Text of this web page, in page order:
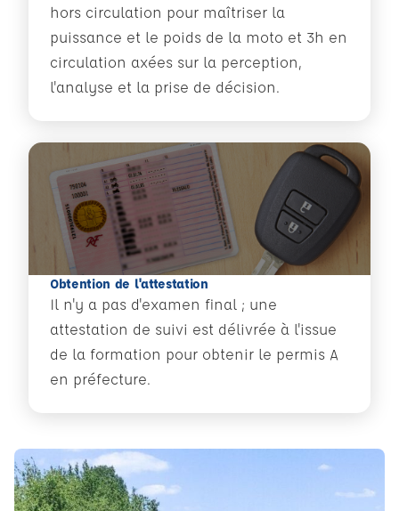
hors circulation pour maîtriser la
puissance et le poids de la moto et 3h en
circulation axées sur la perception,
l'analyse et la prise de décision.
Obtention de l'attestation
Il n'y a pas d'examen final ; une
attestation de suivi est délivrée à l'issue
de la formation pour obtenir le permis A
en préfecture.